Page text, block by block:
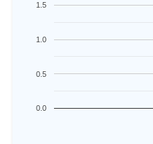
0.0
0.5
1.0
1.5